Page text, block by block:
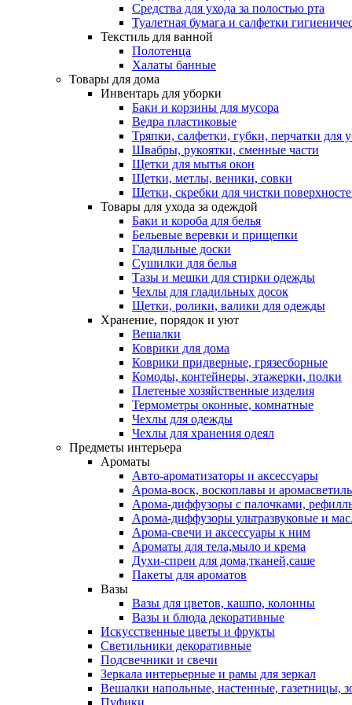
Средства для ухода за полостью рта
Туалетная бумага и салфетки
Текстиль для ванной
Полотенца
Халаты банные
Товары для дома
Инвентарь для уборки
Баки и корзины для мусора
Ведра пластиковые
Тряпки, салфетки, губки, перчатки для
Швабры, рукоятки, сменные части
Щетки для мытья окон
Щетки, метлы, веники, совки
Щетки, скребки для чистки
Товары для ухода за одеждой
Баки и короба для белья
Бельевые веревки и прищепки
Гладильные доски
Сушилки для белья
Тазы и мешки для стирки одежды
Чехлы для гладильных досок
Щетки, ролики, валики для одежды
Хранение, порядок и уют
Вешалки
Коврики для дома
Коврики придверные, грязесборные
Комоды, контейнеры, этажерки, полки
Плетеные хозяйственные изделия
Термометры оконные, комнатные
Чехлы для одежды
Чехлы для хранения одеял
Предметы интерьера
Ароматы
Авто-ароматизаторы и аксессуары
Арома-воск, воскоплавы и
Арома-диффузоры с палочками,
Арома-диффузоры ультразвуковые и
Арома-свечи и аксессуары к ним
Ароматы для тела,мыло и крема
Духи-спреи для дома,тканей,саше
Пакеты для ароматов
Вазы
Вазы для цветов, кашпо, колонны
Вазы и блюда декоративные
Искусственные цветы и фрукты
Светильники декоративные
Подсвечники и свечи
Зеркала интерьерные и рамы для зеркал
Вешалки напольные, настенные, газетницы,
Пуфики